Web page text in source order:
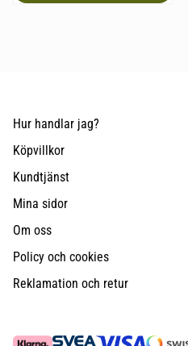
Hur handlar jag?
Köpvillkor
Kundtjänst
Mina sidor
Om oss
Policy och cookies
Reklamation och retur